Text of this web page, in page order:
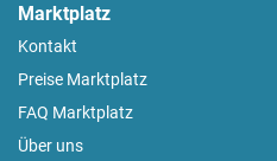
Marktplatz
Kontakt
Preise Marktplatz
FAQ Marktplatz
Über uns